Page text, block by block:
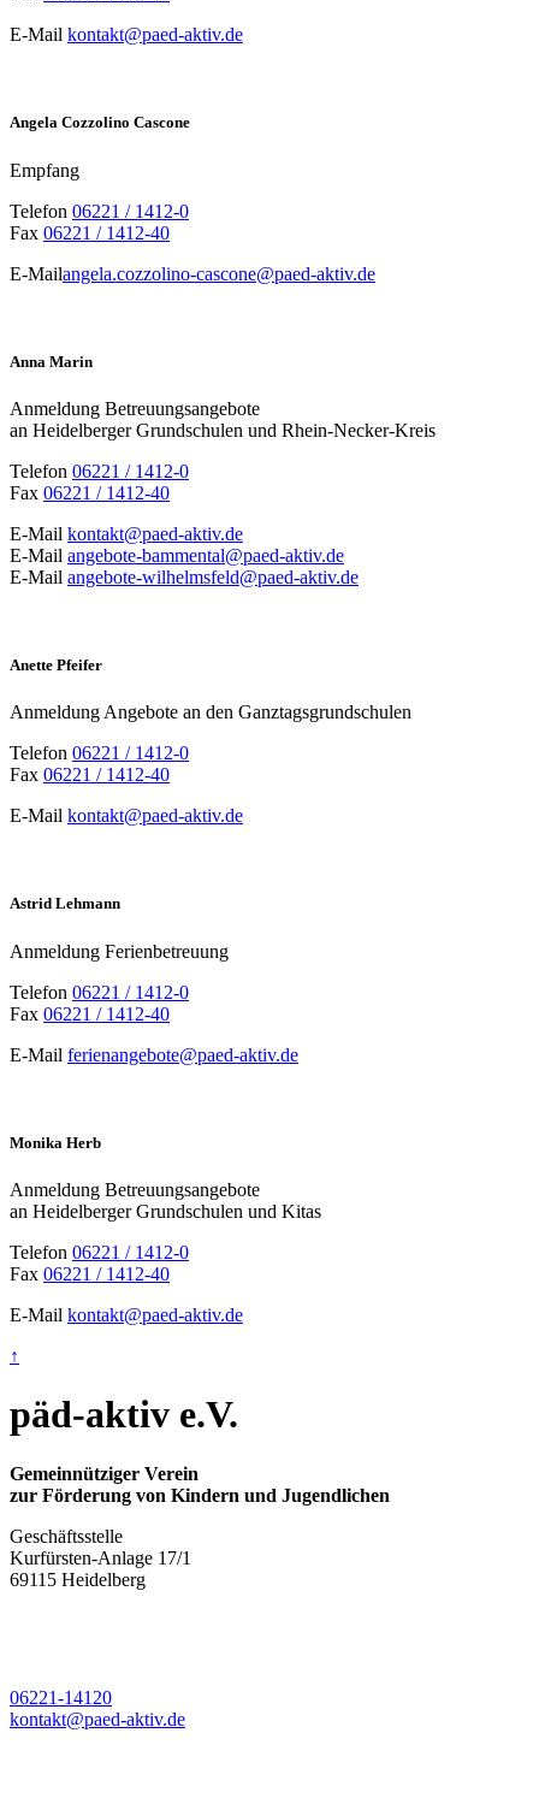
E-Mail kontakt@paed-aktiv.de
Angela Cozzolino Cascone
Empfang
Telefon 06221 /1412-0
Fax 06221 / 1412-40
E-Mailangela.cozzolino-cascone@paed-aktiv.de
Anna Marin
Anmeldung Betreuungsangebote
an Heidelberger Grundschulen und Rhein-Necker-Kreis
Telefon 06221 /1412-0
Fax 06221 /1412-40
E-Mail kontakt@paed-aktiv.de
E-Mail angebote-bammental@paed-aktiv.de
E-Mail angebote-wilhelmsfeld@paed-aktiv.de
Anette Pfeifer
Anmeldung Angebote an den Ganztagsgrundschulen
Telefon 06221 /1412-0
Fax 06221 /1412-40
E-Mail kontakt@paed-aktiv.de
Astrid Lehmann
Anmeldung Ferienbetreuung
Telefon 06221 /1412-0
Fax 06221 /1412-40
E-Mail ferienangebote@paed-aktiv.de
Monika Herb
Anmeldung Betreuungsangebote
an Heidelberger Grundschulen und Kitas
Telefon 06221 /1412-0
Fax 06221 /1412-40
E-Mail kontakt@paed-aktiv.de
↑
päd-aktiv e.V.
Gemeinnütziger Verein
zur Förderung von Kindern und Jugendlichen
Geschäftsstelle
Kurfürsten-Anlage 17/1
69115 Heidelberg
06221-14120
kontakt@paed-aktiv.de